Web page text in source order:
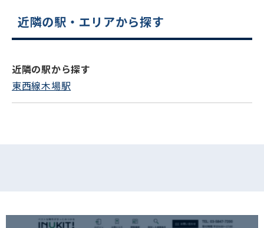
電話でお問い合わせ
近隣の駅・エリアから探す
近隣の駅から探す
東西線木場駅